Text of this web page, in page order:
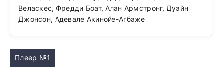
Веласкес, Фредди Боат, Алан Армстронг, Дуэйн
Джонсон, Адевале Акинойе-Агбаже
Плеер №1